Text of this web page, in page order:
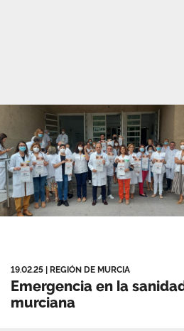
19.02.25 REGIÓN DE MURCIA
Emergencia en la
murciana